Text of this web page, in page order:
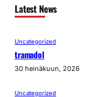
Latest News
Uncategorized
tramadol
30 heinäkuun, 2026
Uncategorized